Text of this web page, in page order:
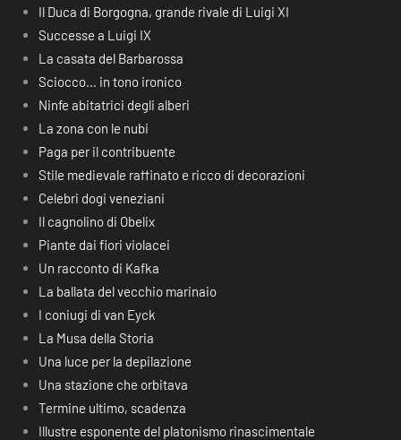
Il Duca di Borgogna, grande rivale di Luigi XI
Successe a Luigi IX
La casata del Barbarossa
Sciocco… in tono ironico
Ninfe abitatrici degli alberi
La zona con le nubi
Paga per il contribuente
Stile medievale raffinato e ricco di decorazioni
Celebri dogi veneziani
Il cagnolino di Obelix
Piante dai fiori violacei
Un racconto di Kafka
La ballata del vecchio marinaio
I coniugi di van Eyck
La Musa della Storia
Una luce per la depilazione
Una stazione che orbitava
Termine ultimo, scadenza
Illustre esponente del platonismo rinascimentale